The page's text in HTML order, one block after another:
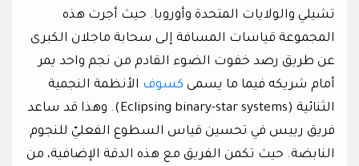
تشيلي والولايات المتحدة وأوروبا. حيث أجرت هذه
المجموعة قياسات المسافة إلى سحابة ماجلان الكبرى
عن طريق رصد خفوت الضوء القادم من نجم واحد يمر
أمام شريكه فيما ما يسمى كسوف الأنظمة النجمية
الثنائية (Eclipsing binary-star systems). وهذا قد ساعد
فريق رييس في تحسين قياس السطوع الفعليّ للنجوم
النابضة. حيث تكمن الفريق مع هذه الدقة الإضافية، من